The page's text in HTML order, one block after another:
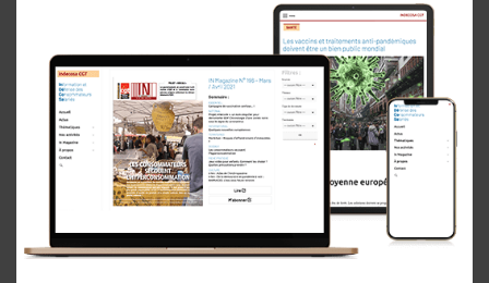
Actus
Vie des associations
Logement
Journal des locataires d’iIle et